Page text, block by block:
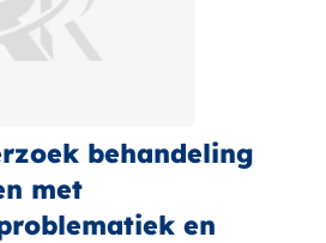
behandeling
met
en